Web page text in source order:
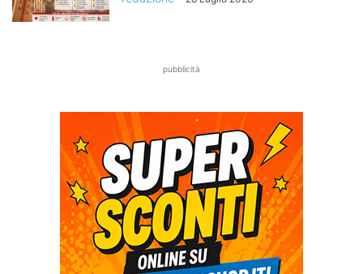
pubblicità